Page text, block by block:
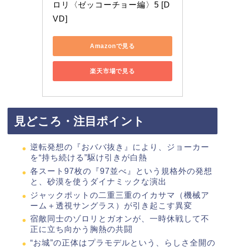
ロリ〈ゼッコーチョー編〉5 [D
VD]
Amazonで見る
楽天市場で見る
見どころ・注目ポイント
逆転発想の『おババ抜き』により、ジョーカー
を“持ち続ける”駆け引きが白熱
各スート97枚の『97並べ』という規格外の発想
と、砂漠を使うダイナミックな演出
ジャックポットの二重三重のイカサマ（機械ア
ーム＋透視サングラス）が引き起こす異変
宿敵同士のゾロリとガオンが、一時休戦して不
正に立ち向かう胸熱の共闘
“お城”の正体はプラモデルという、らしさ全開の